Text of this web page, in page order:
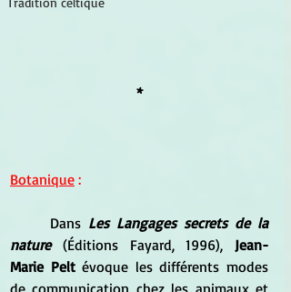
*
Botanique :
	Dans
Les Langages secrets de la
nature (Éditions Fayard, 1996), Jean-
Marie Pelt évoque les différents modes
de communication chez les animaux et